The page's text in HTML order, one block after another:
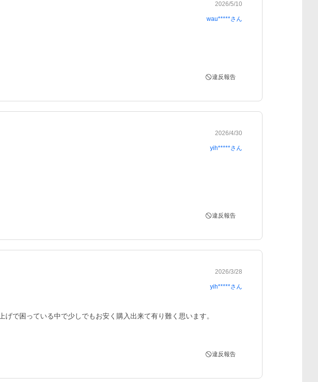
2026/5/10
wau*****さん
違反報告
2026/4/30
yih*****さん
違反報告
2026/3/28
yih*****さん
で困っている中で少しでもお安く購入出来て有り難く思います。
違反報告